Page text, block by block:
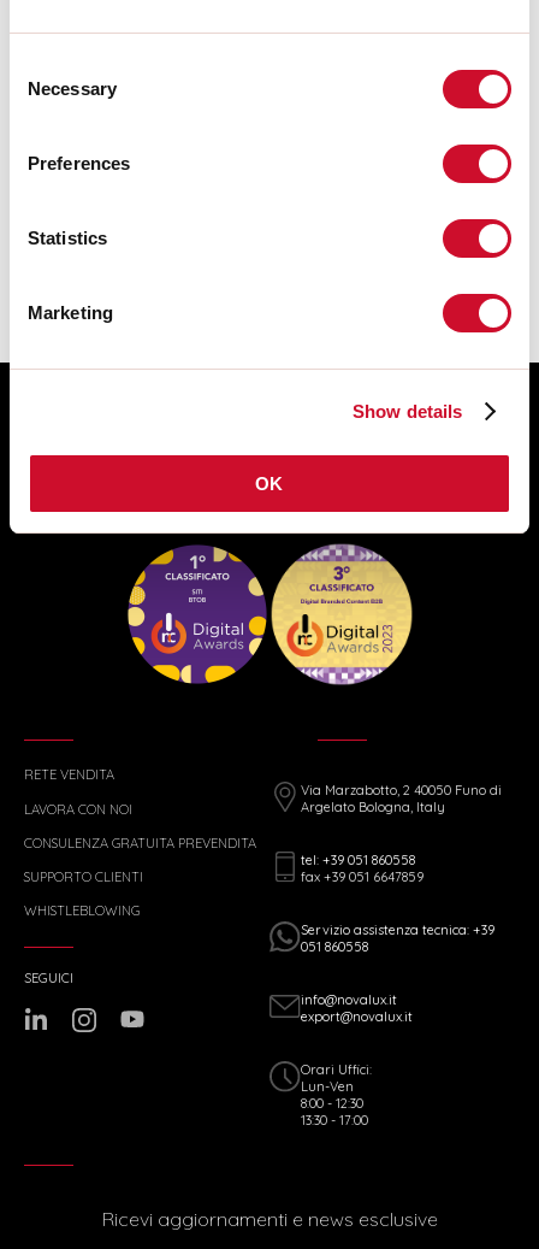
Selection
Necessary
Preferences
Statistics
Marketing
Show details
OK
download della famiglia del prodotto.
RETE VENDITA
LAVORA CON NOI
CONSULENZA GRATUITA PREVENDITA
SUPPORTO CLIENTI
WHISTLEBLOWING
Via Marzabotto, 2 40050 Funo di
Argelato Bologna, Italy
tel: +39 051 860558
fax +39 051 6647859
Servizio assistenza tecnica: +39
051 860558
info@novalux.it
export@novalux.it
Orari Uffici:
Lun-Ven
8:00 - 12:30
13:30 - 17:00
SEGUICI
Ricevi aggiornamenti e news esclusive